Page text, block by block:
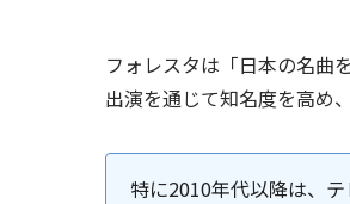
フォレスタは「日本の名曲
出演を通じて知名度を高め
特に2010年代以降は、